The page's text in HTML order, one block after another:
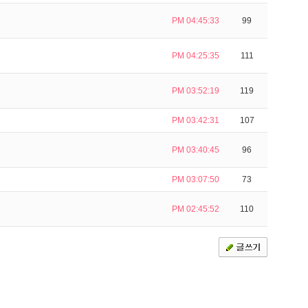
PM 04:45:33 99
PM 04:25:35 111
PM 03:52:19 119
PM 03:42:31 107
PM 03:40:45 96
PM 03:07:50 73
PM 02:45:52 110